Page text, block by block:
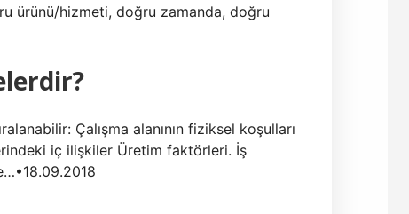
ürünü/hizmeti, doğru zamanda, doğru
Çalışma alanının fiziksel koşulları
iç ilişkiler Üretim faktörleri. İş